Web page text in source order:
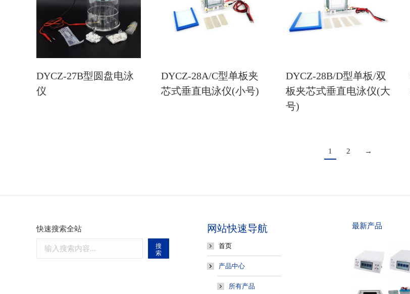
DYCZ-27B型圆盘电泳
仪
DYCZ-28A/C型单板夹
芯式垂直电泳仪(小号)
DYCZ-28B/D型单板/双
板夹芯式垂直电泳仪(大
号)
1 2 →
快速搜索全站
搜
索
网站快速导航
首页
产品中心
所有产品
最新产品